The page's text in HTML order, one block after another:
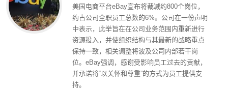
美国电商平台eBay宣布将裁减约800个岗位，
约占公司全职员工总数的6%。公司在一份声明
中表示，此举旨在在公司业务范围内重新进行
资源投入，并使组织结构与其最新的战略重点
保持一致，相关调整将波及公司内部若干岗
位。eBay强调，感谢受影响员工过去的贡献，
并承诺将“以关怀和尊重”的方式为员工提供支
持。